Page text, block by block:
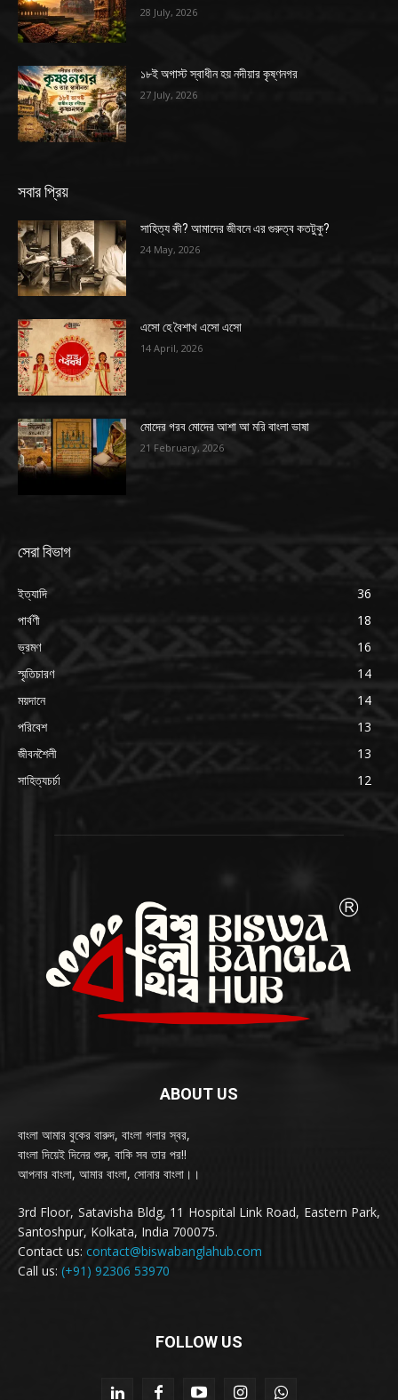
28 July, 2026
১৮ই অগাস্ট স্বাধীন হয় নদীয়ার কৃষ্ণনগর
27 July, 2026
সবার প্রিয়
সাহিত্য কী? আমাদের জীবনে এর গুরুত্ব কতটুকু?
24 May, 2026
এসো হে বৈশাখ এসো এসো
14 April, 2026
মোদের গরব মোদের আশা আ মরি বাংলা ভাষা
21 February, 2026
সেরা বিভাগ
ইত্যাদি
36
পার্বণী
18
ভ্রমণ
16
স্মৃতিচারণ
14
ময়দানে
14
পরিবেশ
13
জীবনশৈলী
13
সাহিত্যচর্চা
12
ABOUT US
বাংলা আমার বুকের বারুদ, বাংলা গলার স্বর,
বাংলা দিয়েই দিনের শুরু, বাকি সব তার পর!!
আপনার বাংলা, আমার বাংলা, সোনার বাংলা।।
3rd Floor, Satavisha Bldg, 11 Hospital Link Road, Eastern Park,
Santoshpur, Kolkata, India 700075.
Contact us: contact@biswabanglahub.com
Call us: (+91) 92306 53970
FOLLOW US